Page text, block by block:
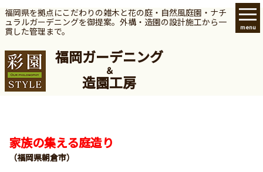
福岡県を拠点にこだわりの雑木と花の庭・自然風庭園・ナチ
ュラルガーデニングを御提案。 外構・造園の設計施工から一
貫した管理まで。
福岡ガーデニング
＆
造園工房
menu
家族の集える庭造り
（福岡県朝倉市）